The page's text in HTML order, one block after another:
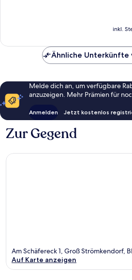
inkl.
Ähnliche Unterkünfte
Melde dich an, um verfügbare
anzuzeigen. Mehr Prämien für
Anmelden Jetzt kostenlos
Zur Gegend
Am Schäfereck 1, Groß Strömkendorf,
Auf Karte anzeigen